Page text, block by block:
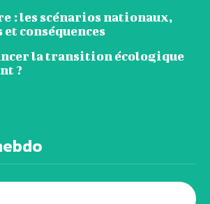
: les scénarios nationaux,
conséquences
la transition écologique
?